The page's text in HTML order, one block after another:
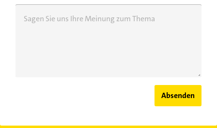
Sagen Sie uns Ihre Meinung zum Thema
Absenden